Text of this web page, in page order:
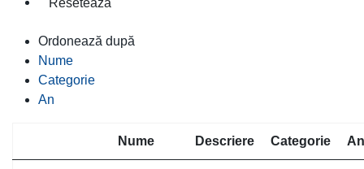
Ordonează după
Nume
Categorie
An
Nume Descriere Categorie An